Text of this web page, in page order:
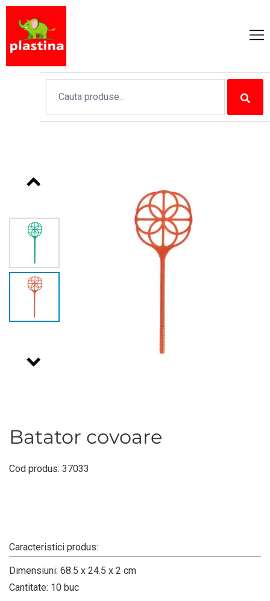
Batator covoare
Cod produs: 37033
Caracteristici produs:
Dimensiuni: 68.5 x 24.5 x 2 cm
Cantitate: 10 buc